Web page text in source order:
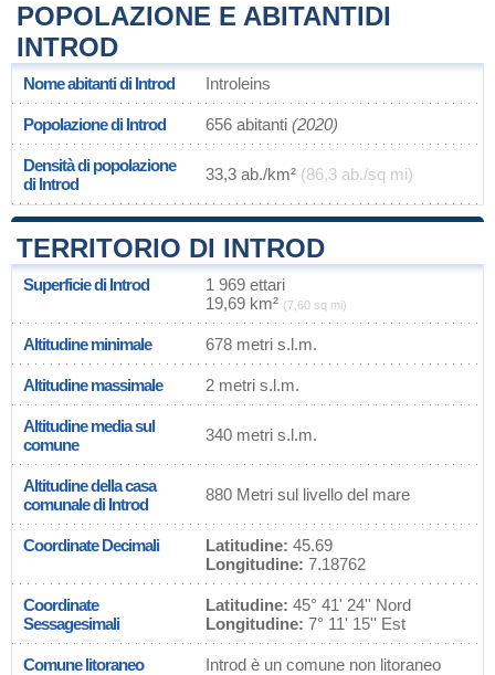
POPOLAZIONE E ABITANTIDI
INTROD
Nome abitanti di Introd Introleins
Popolazione di Introd 656 abitanti (2020)
Densità di popolazione
di Introd
33,3 ab./km² (86,3 ab./sq mi)
TERRITORIO DI INTROD
Superficie di Introd
1 969 ettari
19,69 km² (7,60 sq mi)
Altitudine minimale 678 metri s.l.m.
Altitudine massimale 2 metri s.l.m.
Altitudine media sul
comune
340 metri s.l.m.
Altitudine della casa
comunale di Introd
880 Metri sul livello del mare
Coordinate Decimali Latitudine: 45.69
Longitudine: 7.18762
Coordinate
Sessagesimali
Latitudine: 45° 41' 24'' Nord
Longitudine: 7° 11' 15'' Est
Comune litoraneo Introd è un comune non litoraneo